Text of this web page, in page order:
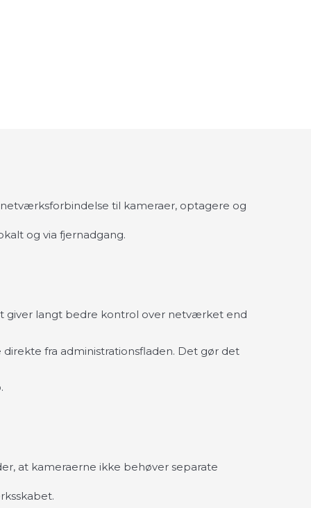
netværksforbindelse til kameraer, optagere og
og via fjernadgang.
giver langt bedre kontrol over netværket end
fra administrationsfladen. Det gør det
at kameraerne ikke behøver separate